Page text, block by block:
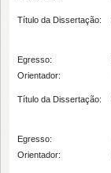
Título da Dissertação:
Egresso:
Orientador:
Título da Dissertação:
Egresso:
Orientador: